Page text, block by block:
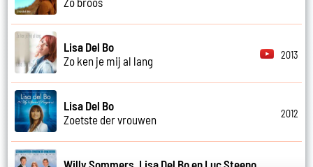
Lisa Del Bo
Zo ken je mij al lang
2013
Lisa Del Bo
Zoetste der vrouwen
2012
Willy Sommers, Lisa Del Bo en Luc Steeno